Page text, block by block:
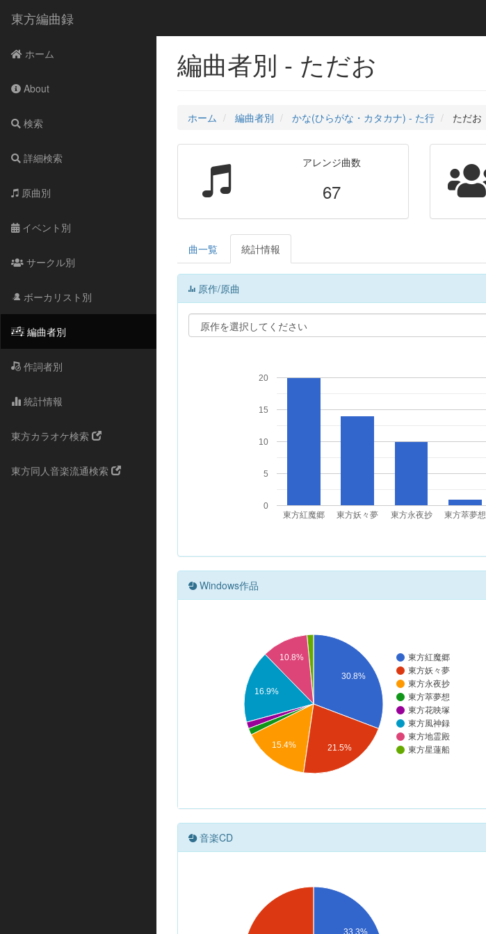
東方編曲録
ホーム
About
検索
詳細検索
原曲別
イベント別
サークル別
ボーカリスト別
編曲者別
作詞者別
統計情報
東方カラオケ検索
東方同人音楽流通検索
編曲者別 - ただお
ホーム 編曲者別 かな(ひらがな・カタカナ) - た行 ただお
アレンジ曲数
67
曲一覧 統計情報
原作/原曲
東方紅魔郷 東方妖々夢 東方永夜抄 東方萃夢想
0
5
10
15
20
Windows作品
東方紅魔郷
東方妖々夢
東方永夜抄
東方萃夢想
東方花映塚
東方風神録
東方地霊殿
東方星蓮船
30.8%
10.8%
16.9%
15.4% 21.5%
音楽CD